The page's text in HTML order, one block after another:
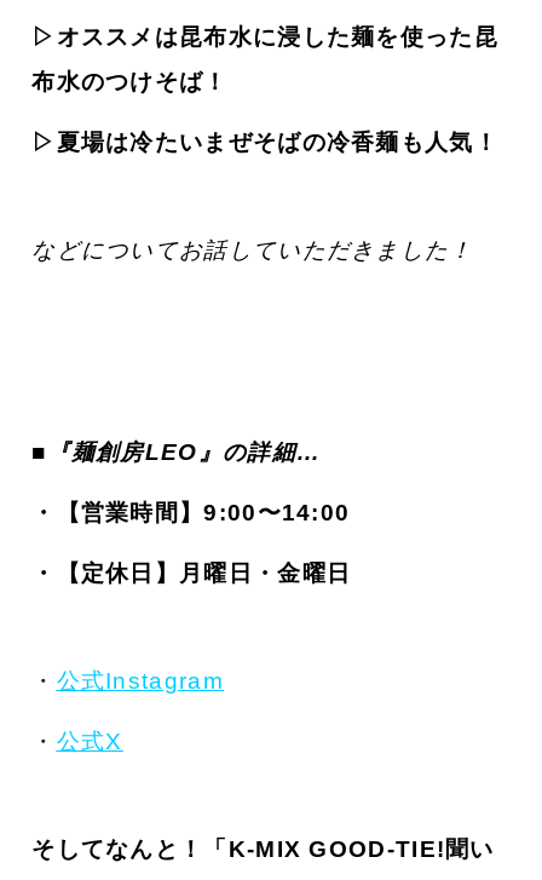
▷オススメは昆布水に浸した麺を使った昆
布水のつけそば！
▷夏場は冷たいまぜそばの冷香麺も人気！
などについてお話していただきました！
■ 『麺創房LEO 』の詳細…
・ 【営業時間】9:00〜14:00
・【定休日】月曜日・金曜日
・ 公式Instagram
・ 公式X
そしてなんと！「K-MIX GOOD-TIE!聞い